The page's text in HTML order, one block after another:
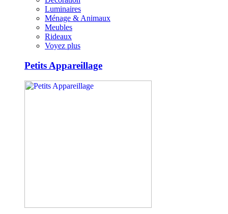
Luminaires
Ménage & Animaux
Meubles
Rideaux
Voyez plus
Petits Appareillage